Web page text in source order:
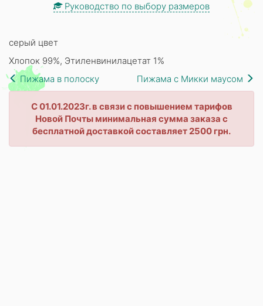
Руководство по выбору размеров
серый цвет
Хлопок 99%, Этиленвинилацетат 1%
Пижама в полоску
Пижама с Микки маусом
С 01.01.2023г. в связи с повышением тарифов
Новой Почты минимальная сумма заказа с
бесплатной доставкой составляет 2500 грн.